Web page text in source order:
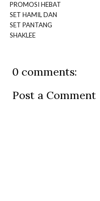
PROMOSI HEBAT
SET HAMIL DAN
SET PANTANG
SHAKLEE
0 comments:
Post a Comment